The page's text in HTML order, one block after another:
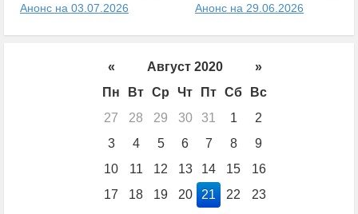
Анонс на 03.07.2026 Анонс на 29.06.2026
« Август 2020
»
Пн
Вт Ср Чт Пт Сб
Вс
27
28 29 30 31 1
2
3
4 5 6 7 8
9
10
11 12 13 14 15
16
17
18 19 20 21 22
23